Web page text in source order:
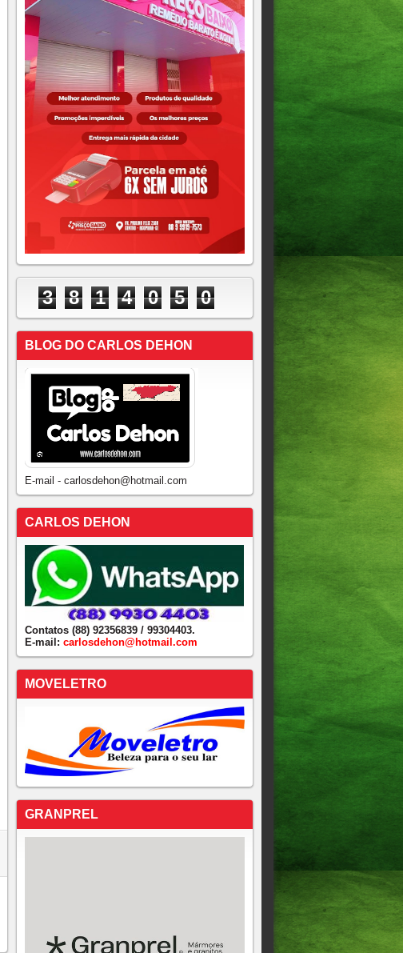
3 8 1 4 0 5 0
BLOG DO CARLOS DEHON
E-mail - carlosdehon@hotmail.com
CARLOS DEHON
Contatos (88) 92356839 / 99304403.
E-mail: carlosdehon@hotmail.com
MOVELETRO
GRANPREL